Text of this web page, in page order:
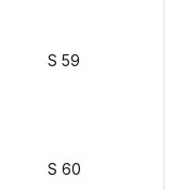
S 59
S 60